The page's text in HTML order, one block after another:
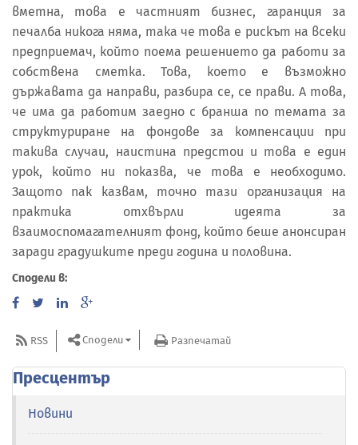
вметна, това е частният бизнес, гаранция за
печалба никога няма, така че това е рискът на всеки
предприемач, който поема решението да работи за
собствена сметка. Това, което е възможно
държавата да направи, разбира се, се прави. А това,
че има да работим заедно с бранша по темата за
структуриране на фондове за компенсации при
такива случаи, наистина предстои и това е един
урок, който ни показва, че това е необходимо.
Защото пак казвам, точно тази организация на
практика отхвърли идеята за
взаимоспомагателният фонд, който беше анонсиран
заради градушките преди година и половина.
Сподели в:
RSS Сподели Разпечатай
Пресцентър
Новини